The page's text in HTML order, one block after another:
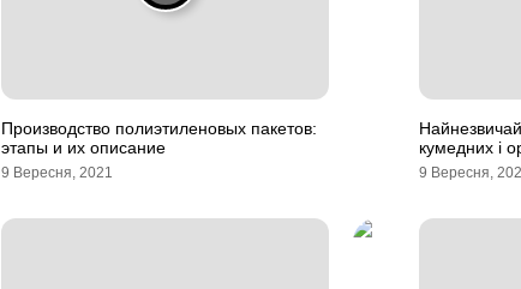
Производство полиэтиленовых пакетов:
этапы и их описание
9 Вересня, 2021
кумедних і
9 Вересня,